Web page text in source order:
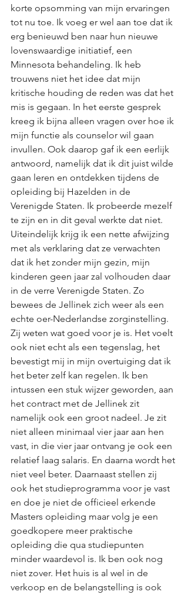
korte opsomming van mijn ervaringen
tot nu toe. Ik voeg er wel aan toe dat ik
erg benieuwd ben naar hun nieuwe
lovenswaardige initiatief, een
Minnesota behandeling. Ik heb
trouwens niet het idee dat mijn
kritische houding de reden was dat het
mis is gegaan. In het eerste gesprek
kreeg ik bijna alleen vragen over hoe ik
mijn functie als counselor wil gaan
invullen. Ook daarop gaf ik een eerlijk
antwoord, namelijk dat ik dit juist wilde
gaan leren en ontdekken tijdens de
opleiding bij Hazelden in de
Verenigde Staten. Ik probeerde mezelf
te zijn en in dit geval werkte dat niet.
Uiteindelijk krijg ik een nette afwijzing
met als verklaring dat ze verwachten
dat ik het zonder mijn gezin, mijn
kinderen geen jaar zal volhouden daar
in de verre Verenigde Staten. Zo
bewees de Jellinek zich weer als een
echte oer-Nederlandse zorginstelling.
Zij weten wat goed voor je is. Het voelt
ook niet echt als een tegenslag, het
bevestigt mij in mijn overtuiging dat ik
het beter zelf kan regelen. Ik ben
intussen een stuk wijzer geworden, aan
het contract met de Jellinek zit
namelijk ook een groot nadeel. Je zit
niet alleen minimaal vier jaar aan hen
vast, in die vier jaar ontvang je ook een
relatief laag salaris. En daarna wordt het
niet veel beter. Daarnaast stellen zij
ook het studieprogramma voor je vast
en doe je niet de officieel erkende
Masters opleiding maar volg je een
goedkopere meer praktische
opleiding die qua studiepunten
minder waardevol is. Ik ben ook nog
niet zover. Het huis is al wel in de
verkoop en de belangstelling is ook